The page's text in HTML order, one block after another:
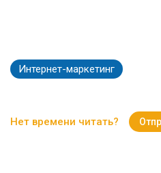
Интернет-маркетинг
Нет времени читать?